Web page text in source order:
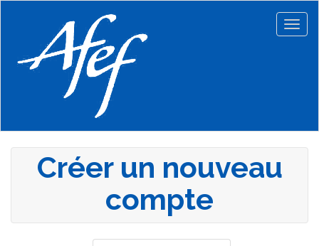
principal
Créer un nouveau
compte